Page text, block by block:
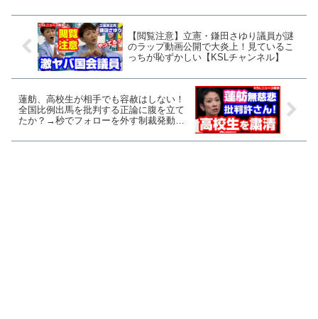
【閲覧注意】立憲・鎌田さゆり議員が謎
のラップ動画公開で大炎上！見ているこ
っちが恥ずかしい【KSLチャンネル】
蓮舫、高校生が相手でも容赦はしない！
全国比例出馬を批判する正論に腹を立て
たか？→秒でフォローを外す制裁発動